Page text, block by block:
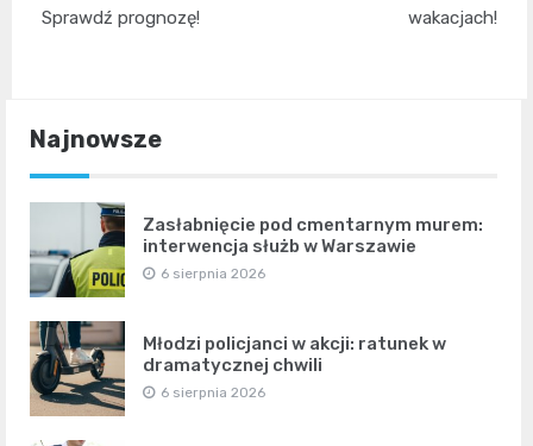
Sprawdź prognozę!
wakacjach!
Najnowsze
Zasłabnięcie pod cmentarnym murem:
interwencja służb w Warszawie
6 sierpnia 2026
Młodzi policjanci w akcji: ratunek w
dramatycznej chwili
6 sierpnia 2026